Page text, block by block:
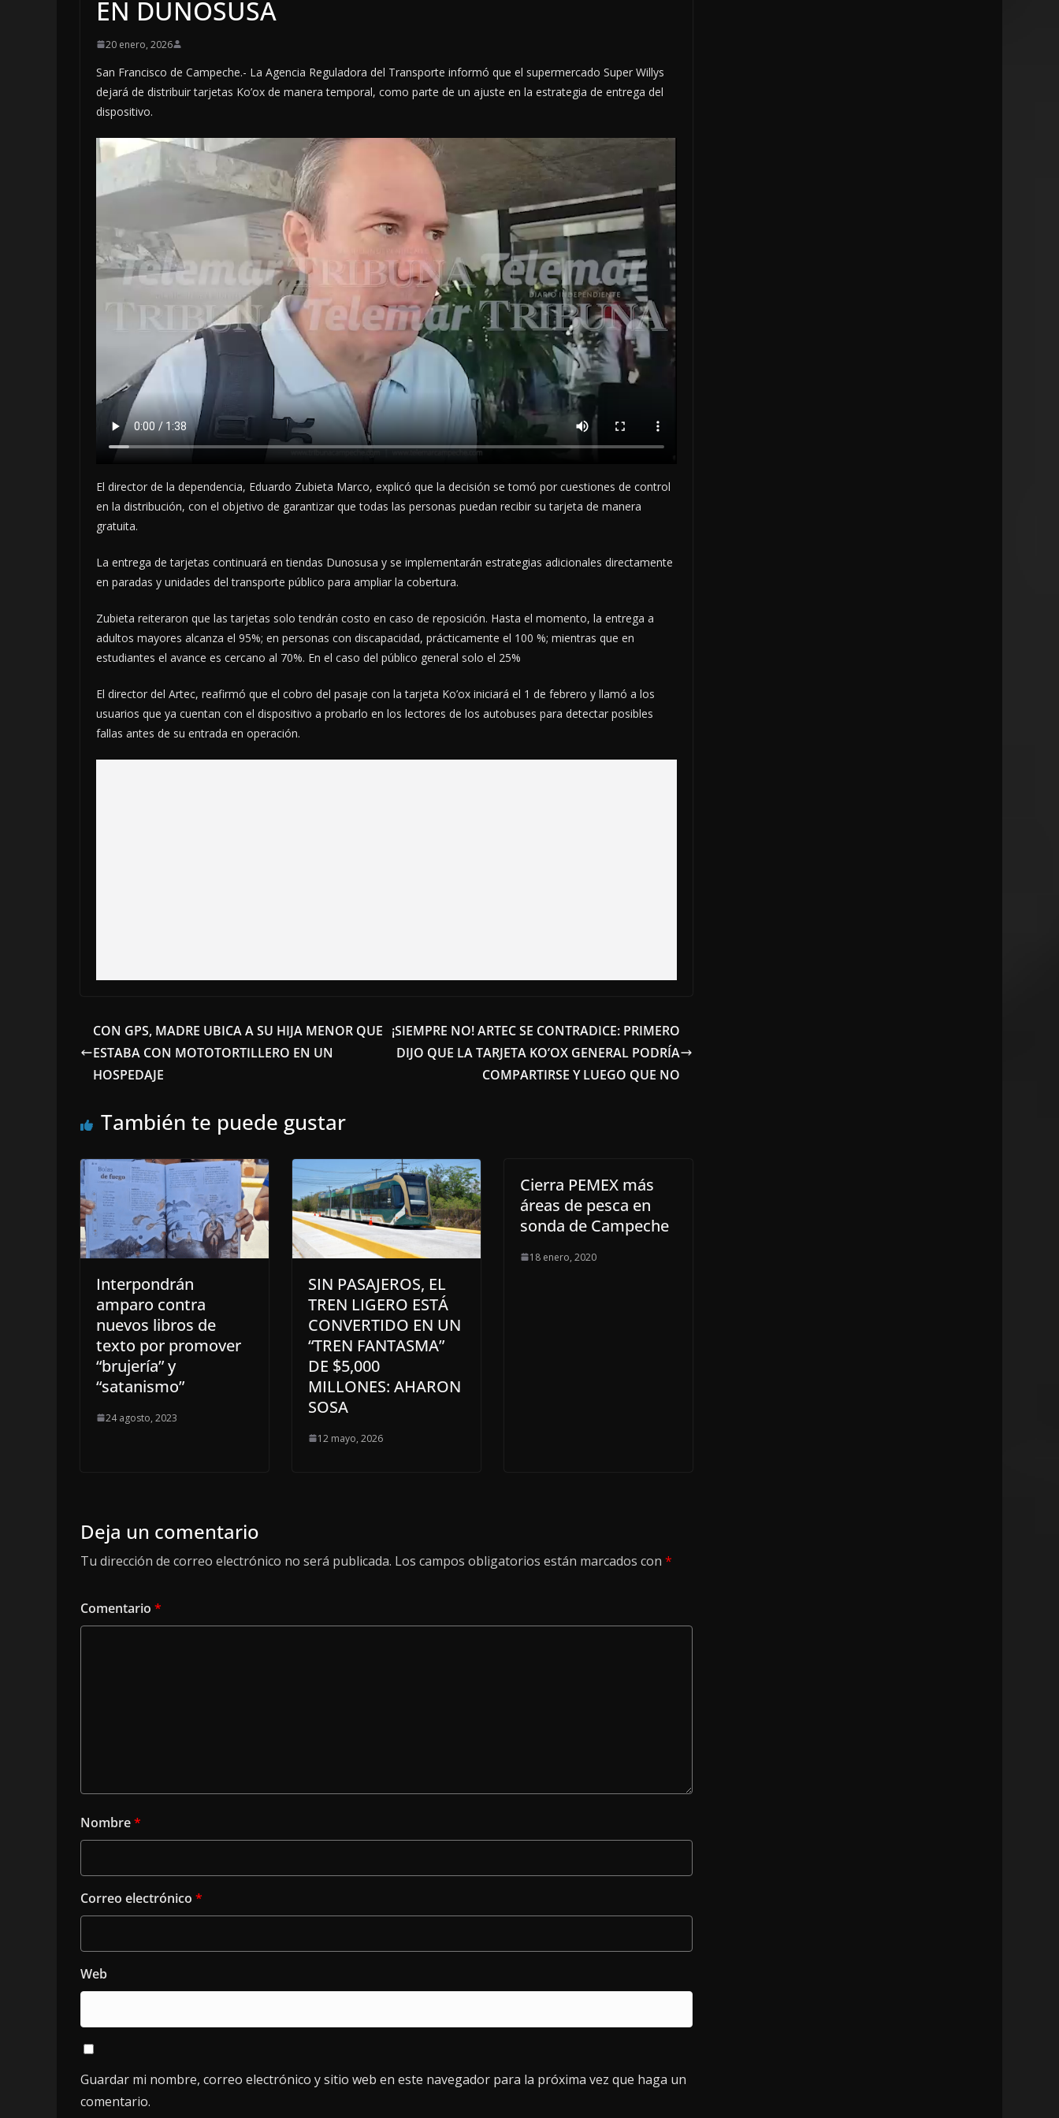
EN DUNOSUSA
20 enero, 2026
San Francisco de Campeche.- La Agencia Reguladora del Transporte informó que el supermercado Super Willys
dejará de distribuir tarjetas Ko’ox de manera temporal, como parte de un ajuste en la estrategia de entrega del
dispositivo.
El director de la dependencia, Eduardo Zubieta Marco, explicó que la decisión se tomó por cuestiones de control
en la distribución, con el objetivo de garantizar que todas las personas puedan recibir su tarjeta de manera
gratuita.
La entrega de tarjetas continuará en tiendas Dunosusa y se implementarán estrategias adicionales directamente
en paradas y unidades del transporte público para ampliar la cobertura.
Zubieta reiteraron que las tarjetas solo tendrán costo en caso de reposición. Hasta el momento, la entrega a
adultos mayores alcanza el 95%; en personas con discapacidad, prácticamente el 100 %; mientras que en
estudiantes el avance es cercano al 70%. En el caso del público general solo el 25%
El director del Artec, reafirmó que el cobro del pasaje con la tarjeta Ko’ox iniciará el 1 de febrero y llamó a los
usuarios que ya cuentan con el dispositivo a probarlo en los lectores de los autobuses para detectar posibles
fallas antes de su entrada en operación.
CON GPS, MADRE UBICA A SU HIJA MENOR QUE
ESTABA CON MOTOTORTILLERO EN UN
HOSPEDAJE
¡SIEMPRE NO! ARTEC SE CONTRADICE: PRIMERO
DIJO QUE LA TARJETA KO’OX GENERAL PODRÍA
COMPARTIRSE Y LUEGO QUE NO
También te puede gustar
Interpondrán
amparo contra
nuevos libros de
texto por promover
“brujería” y
“satanismo”
24 agosto, 2023
SIN PASAJEROS, EL
TREN LIGERO ESTÁ
CONVERTIDO EN UN
“TREN FANTASMA”
DE $5,000
MILLONES: AHARON
SOSA
12 mayo, 2026
Cierra PEMEX más
áreas de pesca en
sonda de Campeche
18 enero, 2020
Deja un comentario
Tu dirección de correo electrónico no será publicada. Los campos obligatorios están marcados con *
Comentario *
Nombre*
Correo electrónico *
Web
Guardar mi nombre, correo electrónico y sitio web en este navegador para la próxima vez que haga un
comentario.